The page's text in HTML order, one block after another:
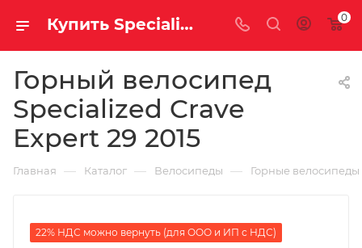
Купить Specialized Crave Expert 29 2015 за рублей, а со скидкой 0
Горный велосипед
Specialized Crave
Expert 29 2015
Главная — Каталог — Велосипеды — Горные велосипеды
22% НДС можно вернуть (для ООО и ИП с НДС)